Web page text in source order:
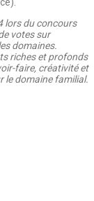
lors du concours
votes sur
domaines.
riches et profonds
faire, créativité et
le domaine familial.